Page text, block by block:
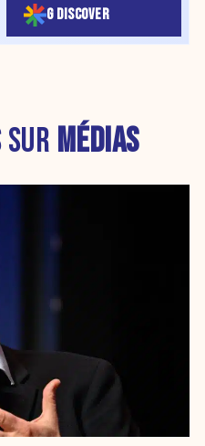
G DISCOVER
MÉDIAS